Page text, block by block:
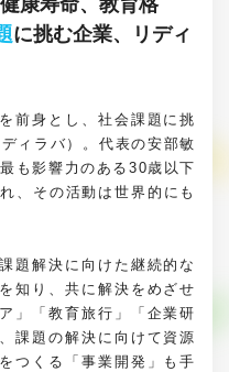
康寿命、教育格
に挑む企業、リディ
前身とし、社会課題に挑
ィラバ）。代表の安部敏
も影響力のある30歳以下
、その活動は世界的にも
題解決に向けた継続的な
知り、共に解決をめざせ
」「教育旅行」「企業研
課題の解決に向けて資源
つくる「事業開発」も手